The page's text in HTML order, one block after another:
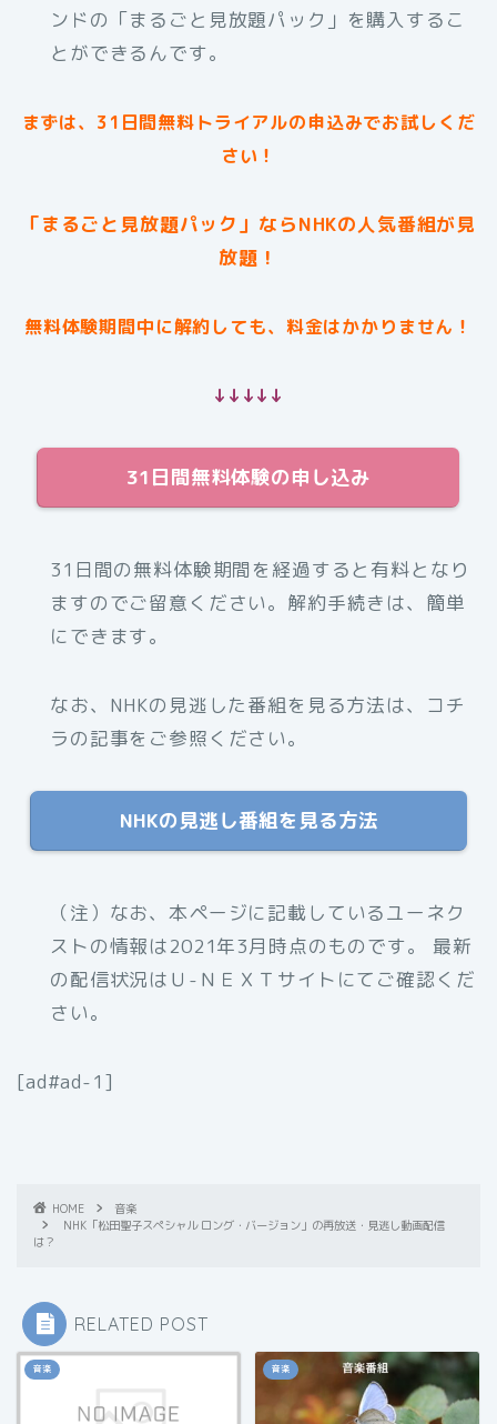
ンドの「まるごと見放題パック」を購入するこ
とができるんです。
まずは、31日間無料トライアルの申込みでお試しくだ
さい！
「まるごと見放題パック」ならNHKの人気番組が見
放題！
無料体験期間中に解約しても、料金はかかりません！
↓↓↓↓↓
31日間無料体験の申し込み
31日間の無料体験期間を経過すると有料となり
ますのでご留意ください。解約手続きは、簡単
にできます。
なお、NHKの見逃した番組を見る方法は、コチ
ラの記事をご参照ください。
NHKの見逃し番組を見る方法
（注）なお、本ページに記載しているユーネク
ストの情報は2021年3月時点のものです。 最新
の配信状況はＵ-ＮＥＸＴサイトにてご確認くだ
さい。
[ad#ad-1]
HOME
音楽
NHK「松田聖子スペシャル ロング・バージョン」の再放送・見逃し動画配信
は？
RELATED POST
音楽 音楽